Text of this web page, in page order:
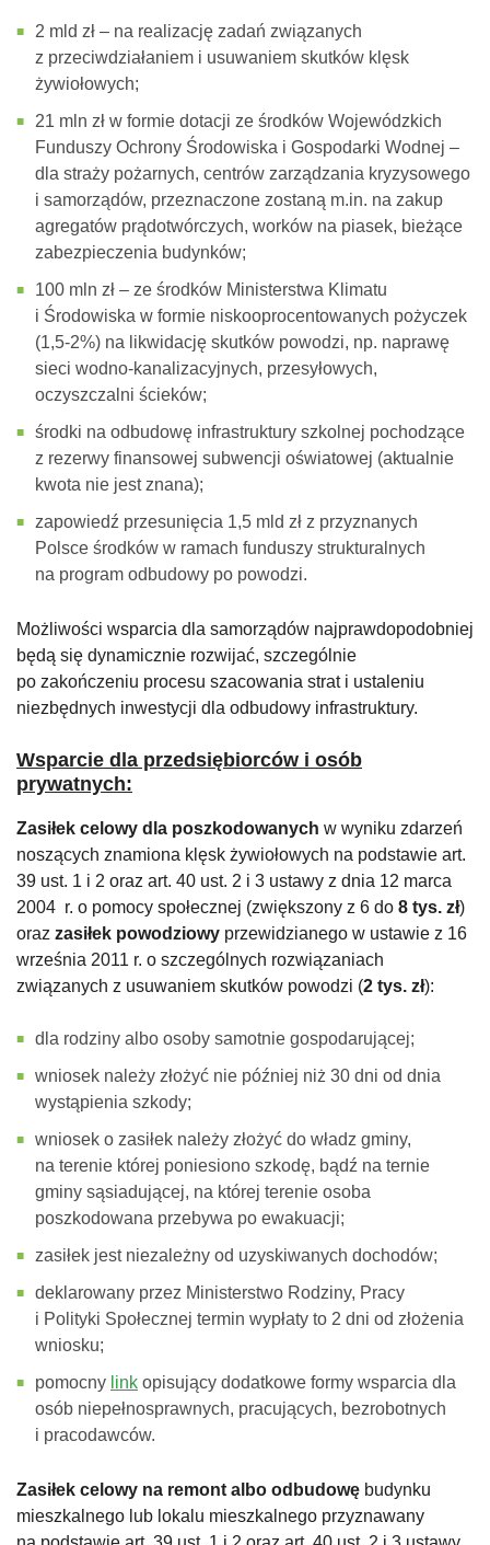
2 mld zł – na realizację zadań związanych
z przeciwdziałaniem i usuwaniem skutków klęsk
żywiołowych;
21 mln zł w formie dotacji ze środków Wojewódzkich
Funduszy Ochrony Środowiska i Gospodarki Wodnej –
dla straży pożarnych, centrów zarządzania kryzysowego
i samorządów, przeznaczone zostaną m.in. na zakup
agregatów prądotwórczych, worków na piasek, bieżące
zabezpieczenia budynków;
100 mln zł – ze środków Ministerstwa Klimatu
i Środowiska w formie niskooprocentowanych pożyczek
(1,5-2%) na likwidację skutków powodzi, np. naprawę
sieci wodno-kanalizacyjnych, przesyłowych,
oczyszczalni ścieków;
środki na odbudowę infrastruktury szkolnej pochodzące
z rezerwy finansowej subwencji oświatowej (aktualnie
kwota nie jest znana);
zapowiedź przesunięcia 1,5 mld zł z przyznanych
Polsce środków w ramach funduszy strukturalnych
na program odbudowy po powodzi.
Możliwości wsparcia dla samorządów najprawdopodobniej
będą się dynamicznie rozwijać, szczególnie
po zakończeniu procesu szacowania strat i ustaleniu
niezbędnych inwestycji dla odbudowy infrastruktury.
Wsparcie dla przedsiębiorców i osób
prywatnych:
Zasiłek celowy dla poszkodowanych w wyniku zdarzeń
noszących znamiona klęsk żywiołowych na podstawie art.
39 ust. 1 i 2 oraz art. 40 ust. 2 i 3 ustawy z dnia 12 marca
2004 r. o pomocy społecznej (zwiększony z 6 do 8 tys. zł)
oraz zasiłek powodziowy przewidzianego w ustawie z 16
września 2011 r. o szczególnych rozwiązaniach
związanych z usuwaniem skutków powodzi (2 tys. zł):
dla rodziny albo osoby samotnie gospodarującej;
wniosek należy złożyć nie później niż 30 dni od dnia
wystąpienia szkody;
wniosek o zasiłek należy złożyć do władz gminy,
na terenie której poniesiono szkodę, bądź na ternie
gminy sąsiadującej, na której terenie osoba
poszkodowana przebywa po ewakuacji;
zasiłek jest niezależny od uzyskiwanych dochodów;
deklarowany przez Ministerstwo Rodziny, Pracy
i Polityki Społecznej termin wypłaty to 2 dni od złożenia
wniosku;
pomocny link opisujący dodatkowe formy wsparcia dla
osób niepełnosprawnych, pracujących, bezrobotnych
i pracodawców.
Zasiłek celowy na remont albo odbudowę budynku
mieszkalnego lub lokalu mieszkalnego przyznawany